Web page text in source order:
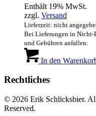
Enthält 19% MwSt.
zzgl. Versand
Lieferzeit: nicht
Bei Lieferungen in Nicht-
und Gebühren anfallen.
In den
Rechtliches
© 2026 Erik Schlicksbier.
Reserved.